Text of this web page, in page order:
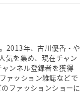
2013年、古川優香・や
気を集め、現在チャン
ンネル登録者を獲得
ァッション雑誌などで
ファッションショーに